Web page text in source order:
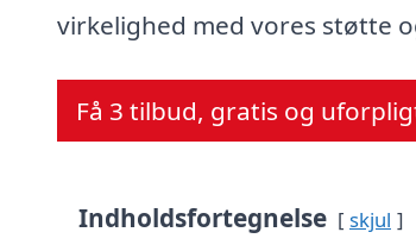
virkelighed med vores støtte
Få 3 tilbud, gratis og
Indholdsfortegnelse skjul